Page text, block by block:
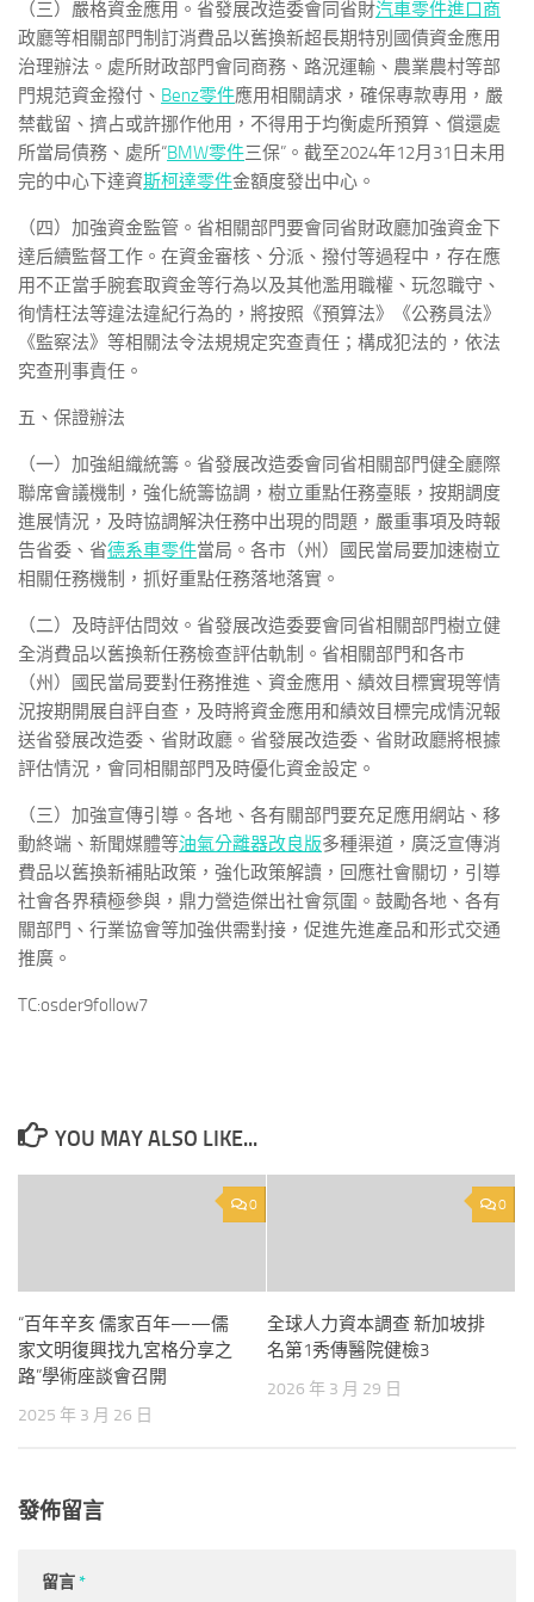
（三）嚴格資金應用。省發展改造委會同省財汽車零件進口商
政廳等相關部門制訂消費品以舊換新超長期特別國債資金應用
治理辦法。處所財政部門會同商務、路況運輸、農業農村等部
門規范資金撥付、 Benz零件應用相關請求，確保專款專用，嚴
禁截留、擠占或許挪作他用，不得用于均衡處所預算、償還處
所當局債務、處所“BMW零件三保”。截至2024年12月31日未用
完的中心下達資斯柯達零件金額度發出中心。
（四）加強資金監管。省相關部門要會同省財政廳加強資金下
達后續監督工作。在資金審核、分派、撥付等過程中，存在應
用不正當手腕套取資金等行為以及其他濫用職權、玩忽職守、
徇情枉法等違法違紀行為的，將按照《預算法》《公務員法》
《監察法》等相關法令法規規定究查責任；構成犯法的，依法
究查刑事責任。
五、保證辦法
（一）加強組織統籌。省發展改造委會同省相關部門健全廳際
聯席會議機制，強化統籌協調，樹立重點任務臺賬，按期調度
進展情況，及時協調解決任務中出現的問題，嚴重事項及時報
告省委、省德系車零件當局。各市（州）國民當局要加速樹立
相關任務機制，抓好重點任務落地落實。
（二）及時評估問效。省發展改造委要會同省相關部門樹立健
全消費品以舊換新任務檢查評估軌制。省相關部門和各市
（州）國民當局要對任務推進、資金應用、績效目標實現等情
況按期開展自評自查，及時將資金應用和績效目標完成情況報
送省發展改造委、省財政廳。省發展改造委、省財政廳將根據
評估情況，會同相關部門及時優化資金設定。
（三）加強宣傳引導。各地、各有關部門要充足應用網站、移
動終端、新聞媒體等油氣分離器改良版多種渠道，廣泛宣傳消
費品以舊換新補貼政策，強化政策解讀，回應社會關切，引導
社會各界積極參與，鼎力營造傑出社會氛圍。鼓勵各地、各有
關部門、行業協會等加強供需對接，促進先進產品和形式交通
推廣。
TC:osder9follow7
YOU MAY ALSO LIKE...
0
“百年辛亥 儒家百年——儒
家文明復興找九宮格分享之
路”學術座談會召開
2025 年 3 月 26 日
0
全球人力資本調查 新加坡排
名第1秀傳醫院健檢3
2026 年 3 月 29 日
發佈留言
留言*